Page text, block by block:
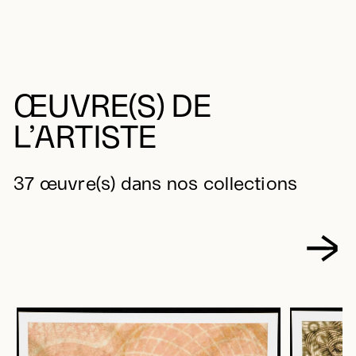
ŒUVRE(S) DE
L’ARTISTE
37 œuvre(s) dans nos collections